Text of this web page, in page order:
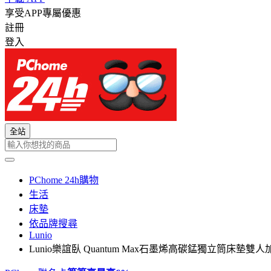
享受APP專屬優惠
註冊
登入
全站
PChome 24h購物
生活
床墊
依品牌搜尋
Lunio
Lunio樂誼臥 Quantum Max石墨烯高碳錳獨立筒床墊雙人